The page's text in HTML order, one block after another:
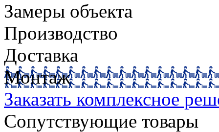
Замеры объекта
Производство
Доставка
Монтаж
Заказать комплексное
Сопутствующие товары